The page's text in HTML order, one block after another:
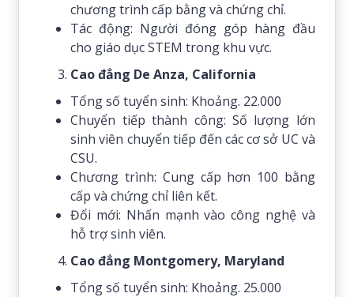
chương trình cấp bằng và chứng chỉ.
Tác động: Người đóng góp hàng đầu
cho giáo dục STEM trong khu vực.
Cao đẳng De Anza, California
Tổng số tuyển sinh: Khoảng. 22.000
Chuyển tiếp thành công: Số lượng lớn
sinh viên chuyển tiếp đến các cơ sở UC và
CSU.
Chương trình: Cung cấp hơn 100 bằng
cấp và chứng chỉ liên kết.
Đổi mới: Nhấn mạnh vào công nghệ và
hỗ trợ sinh viên.
Cao đẳng Montgomery, Maryland
Tổng số tuyển sinh: Khoảng. 25.000